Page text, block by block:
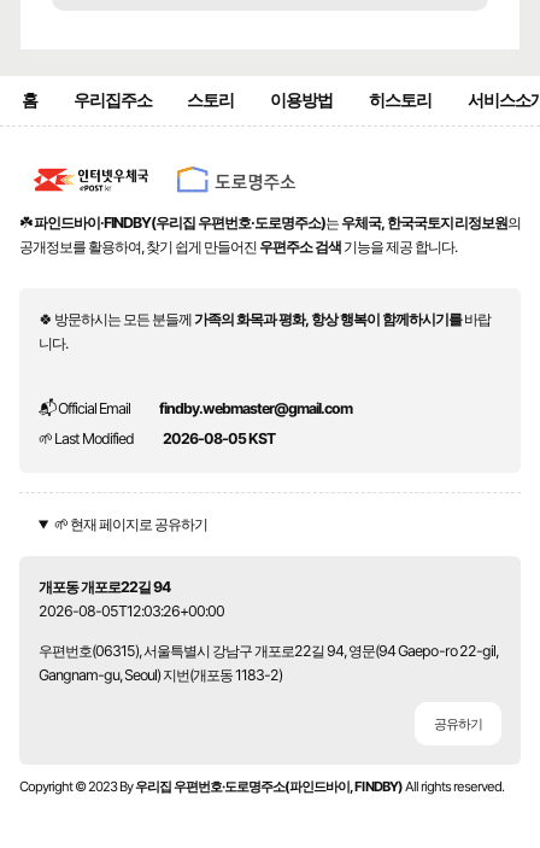
홈 우리집주소 스토리 이용방법 히스토리 서비스소
☘️파인드바이·FINDBY(우리집 우편번호·도로명주소)는 우체국, 한국국토지리정보원의
공개정보를 활용하여, 찾기 쉽게 만들어진 우편주소 검색 기능을 제공 합니다.
🍀 방문하시는 모든 분들께가족의 화목과 평화, 항상 행복이 함께하시기를바랍
니다.
📬 Official Email
findby.webmaster@gmail.com
🌱 Last Modified
2026-08-05 KST
🌱 현재 페이지로 공유하기
개포동 개포로22길 94
2026-08-05T12:03:26+00:00
우편번호(06315), 서울특별시 강남구 개포로22길 94, 영문(94 Gaepo-ro 22-gil,
Gangnam-gu, Seoul) 지번(개포동 1183-2)
공유하기
Copyright © 2023 By우리집 우편번호·도로명주소(파인드바이, FINDBY)All rights reserved.